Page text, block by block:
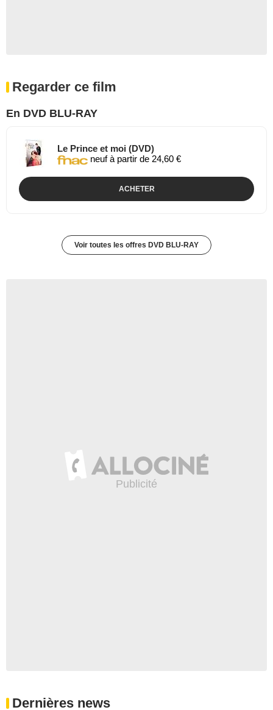
Regarder ce film
En DVD BLU-RAY
Le Prince et moi (DVD)
neuf à partir de 24,60 €
ACHETER
Voir toutes les offres DVD BLU-RAY
Dernières news